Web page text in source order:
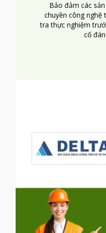
Bảo đảm các
chuyền công nghệ
tra thực nghiệm
cố